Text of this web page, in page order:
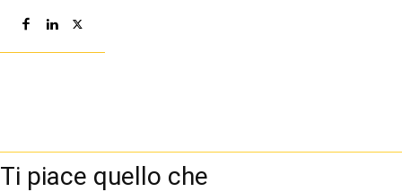
Ti piace quello che